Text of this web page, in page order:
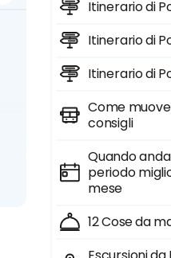
Itinerario di
Itinerario di
Itinerario di
Come
consigli
Quando
periodo
mese
12 Cose da